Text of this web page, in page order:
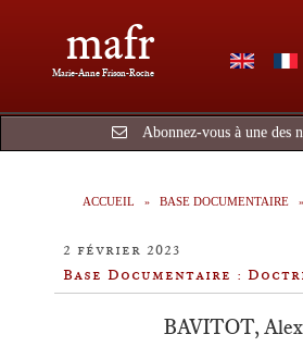
mafr
Marie-Anne Frison-Roche
Abonnez-vous à une des
ACCUEIL BASE DOCUMENTAIRE
2 février 2023
Base Documentaire :
BAVITOT,